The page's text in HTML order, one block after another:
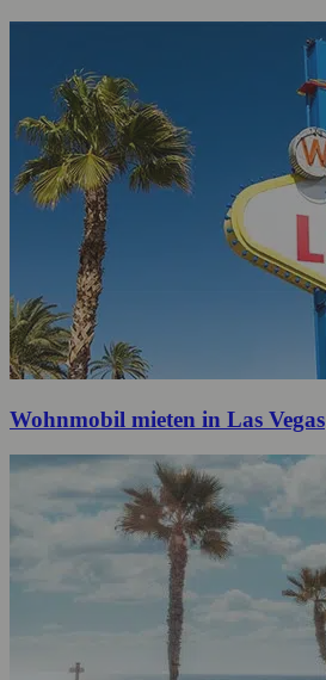
Wohnmobil mieten in Las Vegas